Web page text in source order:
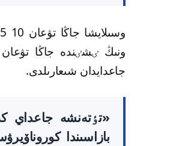
جاعدايدان شىعارىلدى.
«تٶتەنشە جاعداي
بازاسىندا